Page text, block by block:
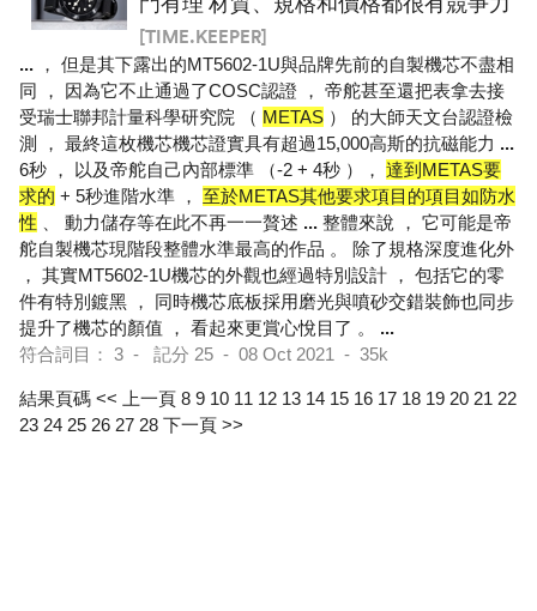
[TIME.KEEPER]
... ， 但是其下露出的MT5602-1U與品牌先前的自製機芯不盡相
同 ， 因為它不止通過了COSC認證 ， 帝舵甚至還把表拿去接
受瑞士聯邦計量科學研究院 （ METAS ） 的大師天文台認證檢
測 ， 最終這枚機芯機芯證實具有超過15,000高斯的抗磁能力 ...
6秒 ， 以及帝舵自己內部標準 （-2 + 4秒 ）， 達到METAS要
求的 + 5秒進階水準 ， 至於METAS其他要求項目的項目如防水
性 、 動力儲存等在此不再一一贅述 ... 整體來說 ， 它可能是帝
舵自製機芯現階段整體水準最高的作品 。 除了規格深度進化外
， 其實MT5602-1U機芯的外觀也經過特別設計 ， 包括它的零
件有特別鍍黑 ， 同時機芯底板採用磨光與噴砂交錯裝飾也同步
提升了機芯的顏值 ， 看起來更賞心悅目了 。 ...
符合詞目： 3 - 記分 25 - 08 Oct 2021 - 35k
結果頁碼 << 上一頁 8 9 10 11 12 13 14 15 16 17 18 19 20 21 22
23 24 25 26 27 28 下一頁 >>